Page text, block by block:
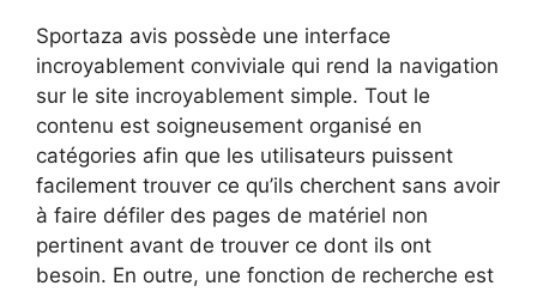
Sportaza avis possède une interface
incroyablement conviviale qui rend la navigation
sur le site incroyablement simple. Tout le
contenu est soigneusement organisé en
catégories afin que les utilisateurs puissent
facilement trouver ce qu’ils cherchent sans avoir
à faire défiler des pages de matériel non
pertinent avant de trouver ce dont ils ont
besoin. En outre, une fonction de recherche est